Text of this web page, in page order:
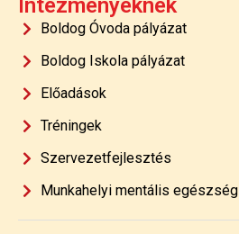
Intézményeknek
Boldog Óvoda pályázat
Boldog Iskola pályázat
Előadások
Tréningek
Szervezetfejlesztés
Munkahelyi mentális egészség